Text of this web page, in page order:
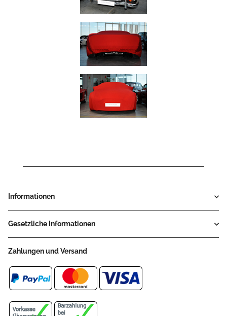
Informationen
Gesetzliche Informationen
Zahlungen und Versand